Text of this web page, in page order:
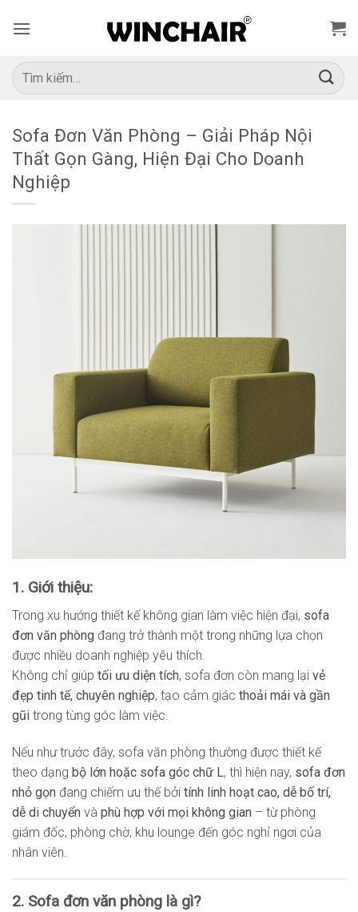
qua
dung
Tìm
kiếm:
Sofa Đơn Văn Phòng – Giải Pháp Nội
Thất Gọn Gàng, Hiện Đại Cho Doanh
Nghiệp
1. Giới thiệu:
Trong xu hướng thiết kế không gian làm việc hiện đại, sofa
đơn văn phòng đang trở thành một trong những lựa chọn
được nhiều doanh nghiệp yêu thích.
Không chỉ giúp tối ưu diện tích, sofa đơn còn mang lại vẻ
đẹp tinh tế, chuyên nghiệp, tạo cảm giác thoải mái và gần
gũi trong từng góc làm việc.
Nếu như trước đây, sofa văn phòng thường được thiết kế
theo dạng bộ lớn hoặc sofa góc chữ L, thì hiện nay, sofa đơn
nhỏ gọn đang chiếm ưu thế bởi tính linh hoạt cao, dễ bố trí,
dễ di chuyển và phù hợp với mọi không gian – từ phòng
giám đốc, phòng chờ, khu lounge đến góc nghỉ ngơi của
nhân viên.
2. Sofa đơn văn phòng là gì?